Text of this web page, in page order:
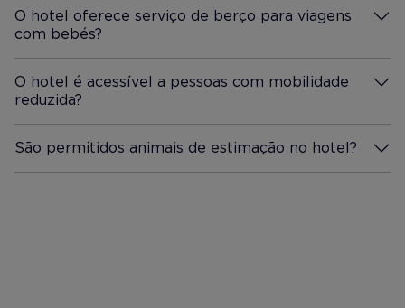
O hotel oferece serviço de berço para viagens
com bebés?
Mais Informação
O hotel é acessível a pessoas com mobilidade
reduzida?
Mais Informação
São permitidos animais de estimação no hotel?
Mais Informação